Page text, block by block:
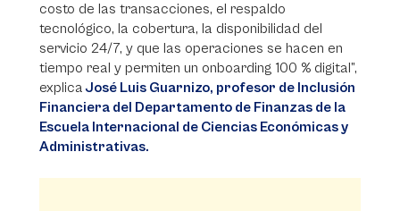
costo de las transacciones, el respaldo
tecnológico, la cobertura, la disponibilidad del
servicio 24/7, y que las operaciones se hacen en
tiempo real y permiten un onboarding 100 % digital”,
explica José Luis Guarnizo, profesor de Inclusión
Financiera del Departamento de Finanzas de la
Escuela Internacional de Ciencias Económicas y
Administrativas.